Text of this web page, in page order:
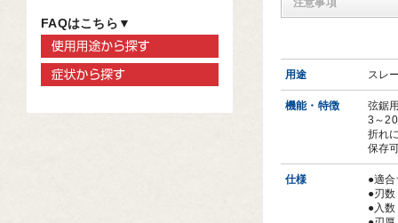
注意事項
用途 スレ
機能・特徴
弦鋸
3～
折れ
保存
仕様
●適
●刃
●入
FAQはこちら▼